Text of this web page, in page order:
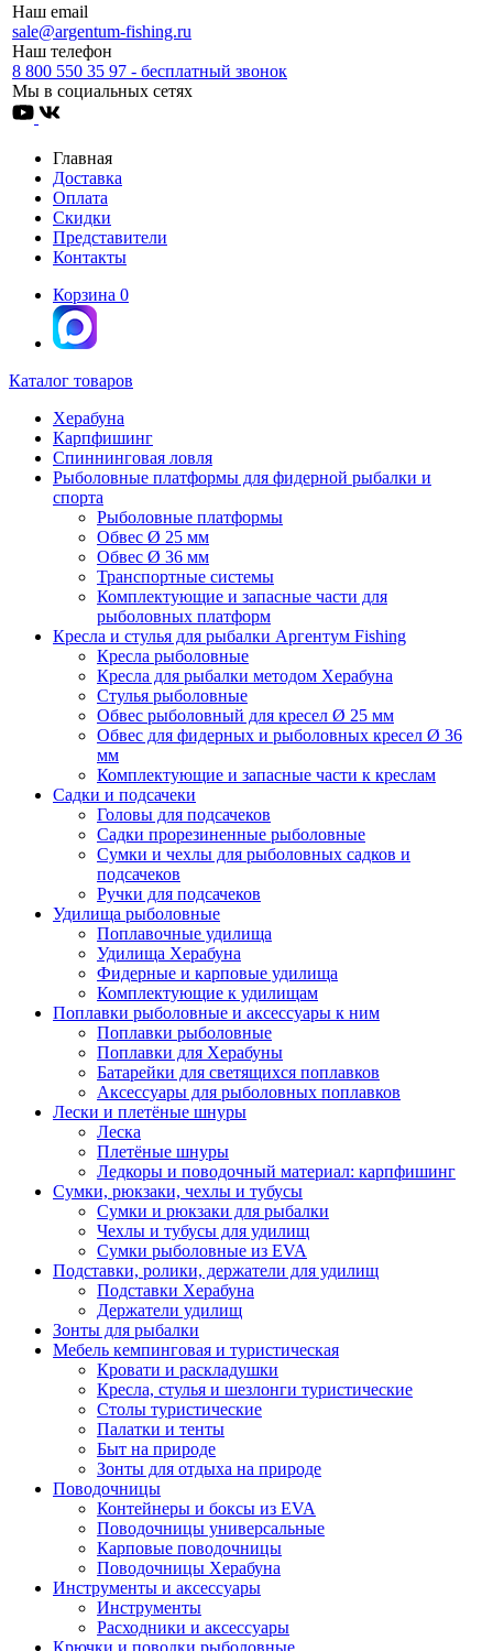
Наш email
sale@argentum-fishing.ru
Наш телефон
8 800 550 35 97 - бесплатный звонок
Мы в социальных сетях
Главная
Доставка
Оплата
Скидки
Представители
Контакты
Корзина 0
Каталог товаров
Херабуна
Карпфишинг
Спиннинговая ловля
Рыболовные платформы для фидерной рыбалки и
спорта
Рыболовные платформы
Обвес Ø 25 мм
Обвес Ø 36 мм
Транспортные системы
Комплектующие и запасные части для
рыболовных платформ
Кресла и стулья для рыбалки Аргентум Fishing
Кресла рыболовные
Кресла для рыбалки методом Херабуна
Стулья рыболовные
Обвес рыболовный для кресел Ø 25 мм
Обвес для фидерных и рыболовных кресел Ø 36
мм
Комплектующие и запасные части к креслам
Садки и подсачеки
Головы для подсачеков
Садки прорезиненные рыболовные
Сумки и чехлы для рыболовных садков и
подсачеков
Ручки для подсачеков
Удилища рыболовные
Поплавочные удилища
Удилища Херабуна
Фидерные и карповые удилища
Комплектующие к удилищам
Поплавки рыболовные и аксессуары к ним
Поплавки рыболовные
Поплавки для Херабуны
Батарейки для светящихся поплавков
Аксессуары для рыболовных поплавков
Лески и плетёные шнуры
Леска
Плетёные шнуры
Ледкоры и поводочный материал: карпфишинг
Сумки, рюкзаки, чехлы и тубусы
Сумки и рюкзаки для рыбалки
Чехлы и тубусы для удилищ
Сумки рыболовные из EVA
Подставки, ролики, держатели для удилищ
Подставки Херабуна
Держатели удилищ
Зонты для рыбалки
Мебель кемпинговая и туристическая
Кровати и раскладушки
Кресла, стулья и шезлонги туристические
Столы туристические
Палатки и тенты
Быт на природе
Зонты для отдыха на природе
Поводочницы
Контейнеры и боксы из EVA
Поводочницы универсальные
Карповые поводочницы
Поводочницы Херабуна
Инструменты и аксессуары
Инструменты
Расходники и аксессуары
Крючки и поводки рыболовные